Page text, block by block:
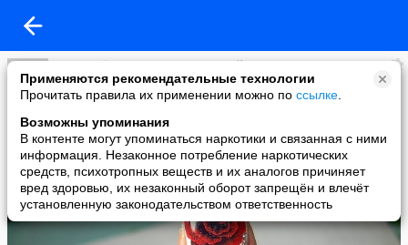
Применяются рекомендательные технологии
Прочитать правила их применении можно по ссылке
Возможны упоминания
В контенте могут упоминаться наркотики и связанная с ними
информация. Незаконное потребление наркотических
средств, психотропных веществ и их аналогов причиняет
вред здоровью, их незаконный оборот запрещён и влечёт
установленную законодательством ответственность
Beutynails. Наращивание ногтей. Воронеж.
added a photo
09 Nov в 23:39